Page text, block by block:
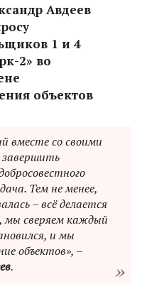
Авдеев
1 и 4
2» во
объектов
вместе со своими
Тем не менее,
– всё делается
мы сверяем каждый
и мы
объектов», –
.